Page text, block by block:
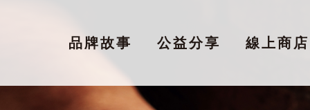
品牌故事 公益分享 線上商店